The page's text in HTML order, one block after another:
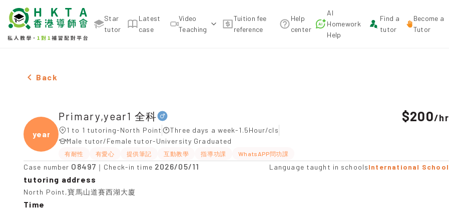
Star
tutor
Latest
case
Video
Teaching
Tuition fee
reference
Help
center
AI
Homework
Help
Find a
tutor
Become a
Tutor
Male Primary,year1 全科，North Point Tuition recommendation
Back
year1
Primary,year1 全科
1 to 1 tutoring-North Point
Three days a week-1.5Hour/cls
Male tutor/Female tutor-University Graduated
有耐性 有愛心 提供筆記 互動教學 指導功課 WhatsAPP問功課
$200/hr
Case number O8497 ｜Check-in time 2026/05/11 Language taught in schoolsInternational School
tutoring address
North Point,寶馬山道賽西湖大廈
Time